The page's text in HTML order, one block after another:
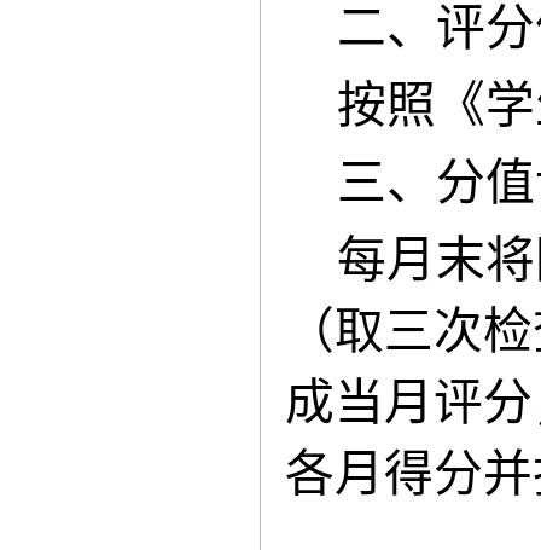
二、评
按照《
三、分
每月末
（取三次
成当月评
各月得分